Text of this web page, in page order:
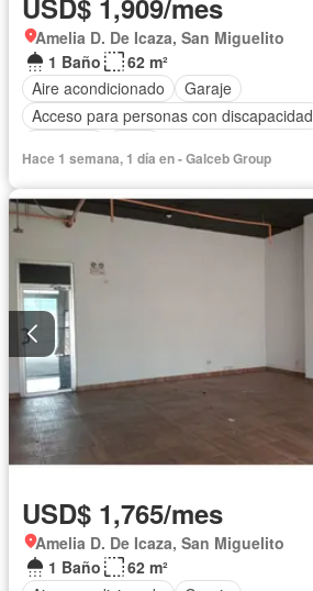
Amelia D. De Icaza, San Miguelito
1 Baño
62 m²
Aire acondicionado
Garaje
Acceso para personas con discapacidad
Hace 1 semana, 1 día en - Galceb Group
USD$ 1,765/mes
Amelia D. De Icaza, San Miguelito
1 Baño
62 m²